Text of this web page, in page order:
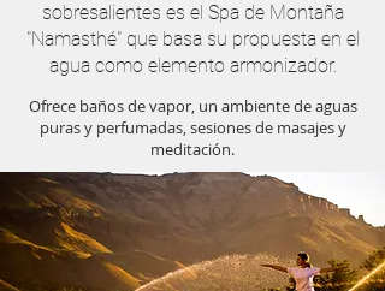
sobresalientes es el Spa de Montaña
"Namasthé" que basa su propuesta en el
agua como elemento armonizador.
Ofrece baños de vapor, un ambiente de aguas
puras y perfumadas, sesiones de masajes y
meditación.